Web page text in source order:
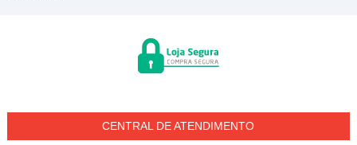
CENTRAL DE ATENDIMENTO